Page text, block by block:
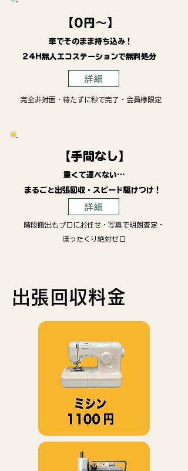
【0円～】
車でそのまま持ち込み！
24H無人エコステーションで無料処分
詳細
完全非対面・待たずに秒で完了・会員様限定
【手間なし】
重くて運べない…
まるごと出張回収・スピード駆けつけ！
詳細
階段搬出もプロにお任せ・写真で明朗査定・
ぼったくり絶対ゼロ
出張回収料金